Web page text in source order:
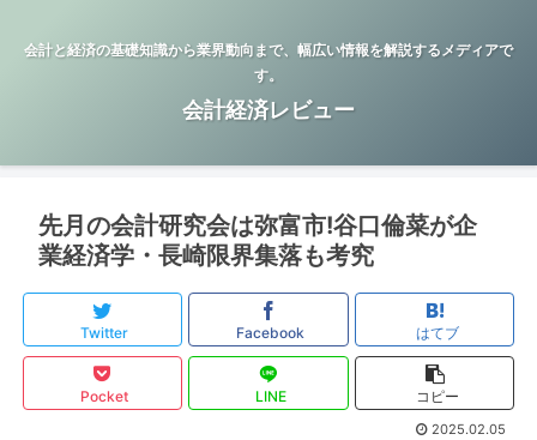
会計と経済の基礎知識から業界動向まで、幅広い情報を解説するメディアで
す。
会計経済レビュー
先月の会計研究会は弥富市!谷口倫菜が企
業経済学・長崎限界集落も考究
Twitter Facebook はてブ
Pocket LINE コピー
2025.02.05